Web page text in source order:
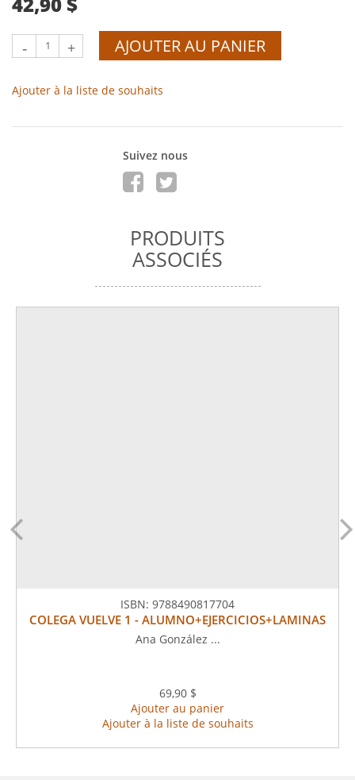
- + AJOUTER AU PANIER
Ajouter à la liste de souhaits
Suivez nous
PRODUITS
ASSOCIÉS
ISBN: 9788490817704
COLEGA VUELVE 1 - ALUMNO+EJERCICIOS+LAMINAS
Ana González ...
69,90 $
Ajouter au panier
Ajouter à la liste de souhaits